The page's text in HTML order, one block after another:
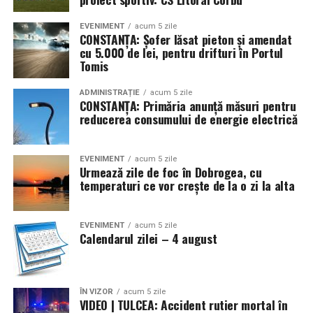
Tropic Thunder
Pentru cei care preferă parfumurile mai calde și
senzuale, Tropic Thunder propune o atmosferă complet
diferită.
Smochina coaptă, laptele de cocos și lemnul de santal
construiesc o compoziție inspirată de zilele petrecute la
soare și de energia destinațiilor tropicale. Este un
parfum care îmbină prospețimea fructelor cu confortul
notelor cremoase și lemnoase, fiind ideal pentru serile
de vară.
Parfumuri create fără limite
AtâtLa La Lime
Scents, prima colecție Oriflame inspirată din parfumeria
de nișă.
EVENIMENT acum 5 zile
CONSTANȚA: Șofer lăsat pieton și amendat
cu 5.000 de lei, pentru drifturi în Portul
Tomis
ADMINISTRAȚIE acum 5 zile
CONSTANȚA: Primăria anunță măsuri pentru
reducerea consumului de energie electrică
EVENIMENT acum 5 zile
Urmează zile de foc în Dobrogea, cu
temperaturi ce vor crește de la o zi la alta
EVENIMENT acum 5 zile
Calendarul zilei – 4 august
ÎN VIZOR acum 5 zile
VIDEO | TULCEA: Accident rutier mortal în